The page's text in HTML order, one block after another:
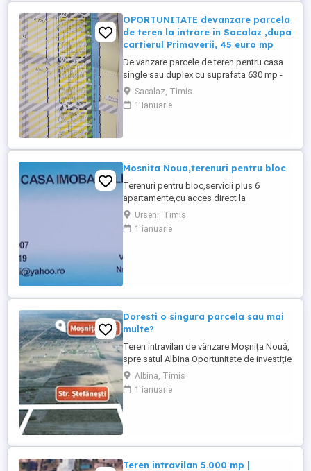
OPORTUNITATE devanzare parcela
de teren la intrare in Sacalaz ,dupa
cartierul Primaverii, 45 euro mp
De vanzare parcele de teren pentru casa
single sau duplex cu suprafata 630 mp -
750 mp front de 20 mp. Terenul este situat
la intrare in Sacalaz ,dupa cartierul
Primaverii . Utilitatile sunt apa, gaz, curent
Sacalaz, Timis
1 ianuarie
Mosnita Noua,terenuri pentru bloc
Terenuri pentru bloc,servicii plus 6
apartamente,cu acces direct la
asfalt,Calea Urseni. Toate utilitatile.
Distanta pana la centura este 1,4 hm.
Distanta pana la intrarea in Timisoara-
Urseni, Timis
1 ianuarie
Doresti o singura parcela sau mai
multe?
Teren intravilan de vânzare Moșnița Nouă,
spre satul Albina Oportunitate de investiție
într-una dintre cele mai dinamice zone de
dezvoltare din județul Timiș! Se oferă
spre vânzare parcele de teren intravilan,
Albina, Timis
1 ianuarie
Teren intravilan 5.000 mp |